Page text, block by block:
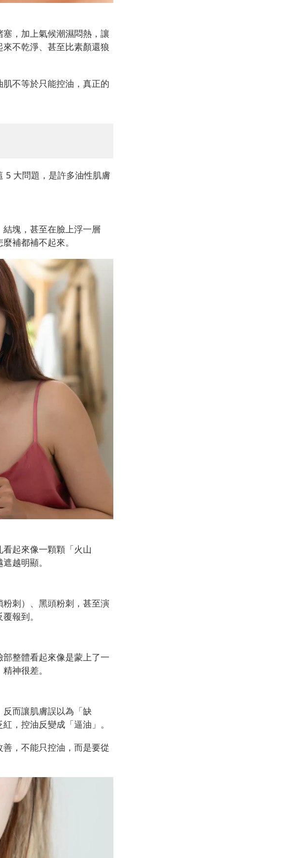
，加上氣候潮濕悶熱，讓
不乾淨、甚至比素顏還狼
不等於只能控油，真正的
5 大問題，是許多油性肌膚
塊，甚至在臉上浮一層
補都補不起來。
起來像一顆顆「火山
越明顯。
刺）、黑頭粉刺，甚至演
報到。
整體看起來像是蒙上了一
神很差。
而讓肌膚誤以為「缺
，控油反變成「逼油」。
，不能只控油，而是要從